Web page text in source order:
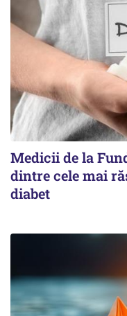
Medicii de la
dintre cele mai
diabet